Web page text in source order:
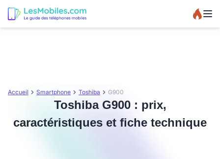
Accueil Smartphone Toshiba G900
Toshiba G900 : prix,
caractéristiques et fiche technique